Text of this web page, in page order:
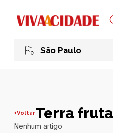
São Paulo
VoltarTerra fruta
Nenhum artigo